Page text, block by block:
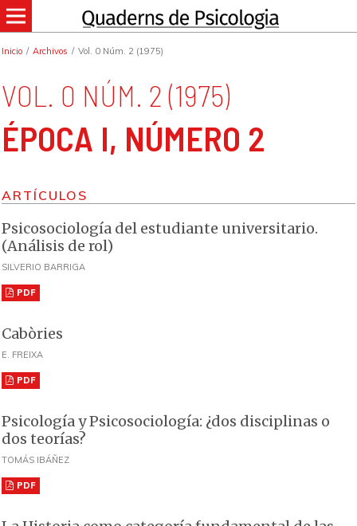
Inicio / Archivos / Vol. 0 Núm. 2 (1975)
VOL. 0 NÚM. 2 (1975)
ÉPOCA I, NÚMERO 2
ARTÍCULOS
Psicosociología del estudiante universitario.
(Análisis de rol)
SILVERIO BARRIGA
PDF
Cabòries
E. FREIXA
PDF
Psicología y Psicosociología: ¿dos disciplinas o
dos teorías?
TOMÁS IBÁÑEZ
PDF